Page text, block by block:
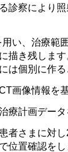
診察により
い、治療範
描き残しま
は個別に作る
画像情報を
療計画データ
者さまに対
位置確認を